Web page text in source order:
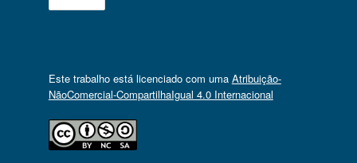
Este trabalho está licenciado com uma Atribuição-
NãoComercial-CompartilhaIgual 4.0 Internacional